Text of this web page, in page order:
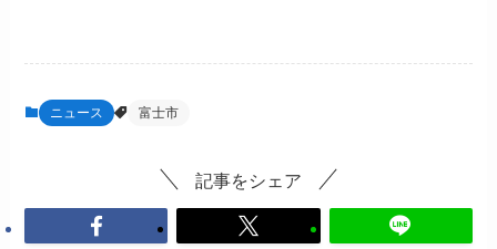
ニュース 富士市
記事をシェア